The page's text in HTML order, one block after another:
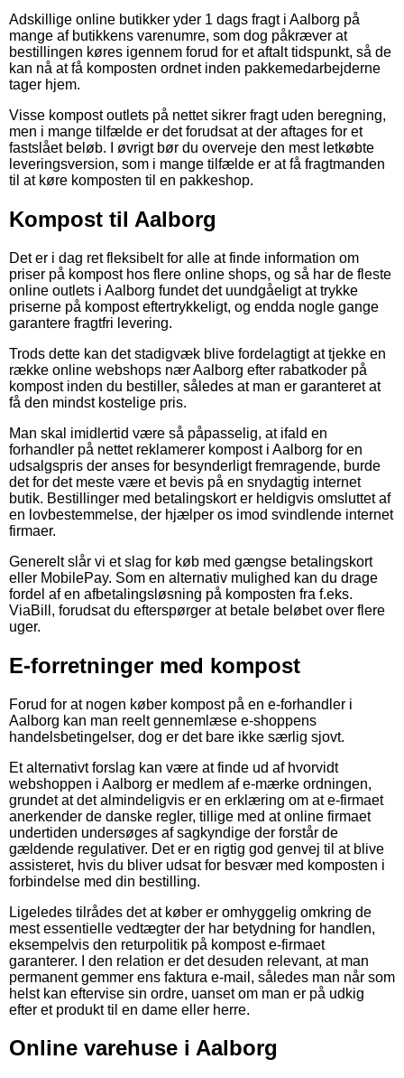
Adskillige online butikker yder 1 dags fragt i Aalborg på
mange af butikkens varenumre, som dog påkræver at
bestillingen køres igennem forud for et aftalt tidspunkt, så de
kan nå at få komposten ordnet inden pakkemedarbejderne
tager hjem.
Visse kompost outlets på nettet sikrer fragt uden beregning,
men i mange tilfælde er det forudsat at der aftages for et
fastslået beløb. I øvrigt bør du overveje den mest letkøbte
leveringsversion, som i mange tilfælde er at få fragtmanden
til at køre komposten til en pakkeshop.
Kompost til Aalborg
Det er i dag ret fleksibelt for alle at finde information om
priser på kompost hos flere online shops, og så har de fleste
online outlets i Aalborg fundet det uundgåeligt at trykke
priserne på kompost eftertrykkeligt, og endda nogle gange
garantere fragtfri levering.
Trods dette kan det stadigvæk blive fordelagtigt at tjekke en
række online webshops nær Aalborg efter rabatkoder på
kompost inden du bestiller, således at man er garanteret at
få den mindst kostelige pris.
Man skal imidlertid være så påpasselig, at ifald en
forhandler på nettet reklamerer kompost i Aalborg for en
udsalgspris der anses for besynderligt fremragende, burde
det for det meste være et bevis på en snydagtig internet
butik. Bestillinger med betalingskort er heldigvis omsluttet af
en lovbestemmelse, der hjælper os imod svindlende internet
firmaer.
Generelt slår vi et slag for køb med gængse betalingskort
eller MobilePay. Som en alternativ mulighed kan du drage
fordel af en afbetalingsløsning på komposten fra f.eks.
ViaBill, forudsat du efterspørger at betale beløbet over flere
uger.
E-forretninger med kompost
Forud for at nogen køber kompost på en e-forhandler i
Aalborg kan man reelt gennemlæse e-shoppens
handelsbetingelser, dog er det bare ikke særlig sjovt.
Et alternativt forslag kan være at finde ud af hvorvidt
webshoppen i Aalborg er medlem af e-mærke ordningen,
grundet at det almindeligvis er en erklæring om at e-firmaet
anerkender de danske regler, tillige med at online firmaet
undertiden undersøges af sagkyndige der forstår de
gældende regulativer. Det er en rigtig god genvej til at blive
assisteret, hvis du bliver udsat for besvær med komposten i
forbindelse med din bestilling.
Ligeledes tilrådes det at køber er omhyggelig omkring de
mest essentielle vedtægter der har betydning for handlen,
eksempelvis den returpolitik på kompost e-firmaet
garanterer. I den relation er det desuden relevant, at man
permanent gemmer ens faktura e-mail, således man når som
helst kan eftervise sin ordre, uanset om man er på udkig
efter et produkt til en dame eller herre.
Online varehuse i Aalborg